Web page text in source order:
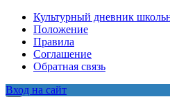
Культурный дневник
Положение
Правила
Соглашение
Обратная связь
Вход на сайт